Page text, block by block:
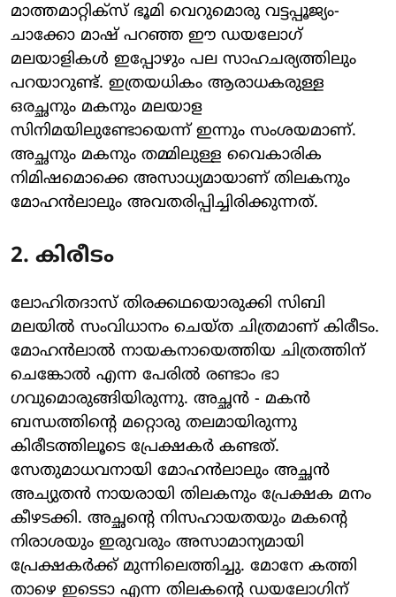
മാത്തമാറ്റിക്‌സ് ഭൂമി വെറുമൊരു വട്ടപ്പൂജ്യം-
ചാക്കോ മാഷ് പറഞ്ഞ ഈ ഡയലോഗ്
മലയാളികൾ ഇപ്പോഴും പല സാഹചര്യത്തിലും
പറയാറുണ്ട്. ഇത്രയധികം ആരാധകരുള്ള
ഒരച്ഛനും മകനും മലയാള
സിനിമയിലുണ്ടോയെന്ന് ഇന്നും സംശയമാണ്.
അച്ഛനും മകനും തമ്മിലുള്ള വൈകാരിക
നിമിഷമൊക്കെ അസാധ്യമായാണ് തിലകനും
മോഹൻലാലും അവതരിപ്പിച്ചിരിക്കുന്നത്.
2. കിരീടം
ലോഹിതദാസ് തിരക്കഥയൊരുക്കി സിബി
മലയിൽ സംവിധാനം ചെയ്ത ചിത്രമാണ് കിരീടം.
മോഹൻലാൽ നായകനായെത്തിയ ചിത്രത്തിന്
ചെങ്കോൽ എന്ന പേരിൽ രണ്ടാം ഭാ​
ഗവുമൊരുങ്ങിയിരുന്നു. അച്ഛൻ - മകൻ
ബന്ധത്തിന്റെ മറ്റൊരു തലമായിരുന്നു
കിരീടത്തിലൂടെ പ്രേക്ഷകർ കണ്ടത്.
സേതുമാധവനായി മോഹൻലാലും അച്ഛൻ
അച്യുതൻ നായരായി തിലകനും പ്രേക്ഷക മനം
കീഴടക്കി. അച്ഛൻ്റെ നിസഹായതയും മകൻ്റെ
നിരാശയും ഇരുവരും അസാമാന്യമായി
പ്രേക്ഷകർക്ക് മുന്നിലെത്തിച്ചു. മോനേ കത്തി
താഴെ ഇടെടാ എന്ന തിലകന്റെ ഡയലോ​ഗിന്